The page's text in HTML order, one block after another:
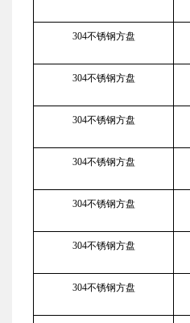
304不锈钢方盘
304不锈钢方盘
304不锈钢方盘
304不锈钢方盘
304不锈钢方盘
304不锈钢方盘
304不锈钢方盘